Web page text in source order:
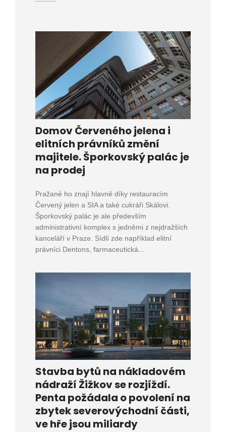
Domov Červeného jelena i
elitních právníků změní
majitele. Šporkovský palác je
na prodej
Pražané ho znají hlavně díky restauracím
Červený jelen a SIA a také cukráři Skálovi.
Šporkovský palác je ale především
administrativní komplex s jedněmi z nejdražších
kanceláří v Praze. Sídlí zde například elitní
právníci Dentons, farmaceutická...
Stavba bytů na nákladovém
nádraží Žižkov se rozjíždí.
Penta požádala o povolení na
zbytek severovýchodní části,
ve hře jsou miliardy